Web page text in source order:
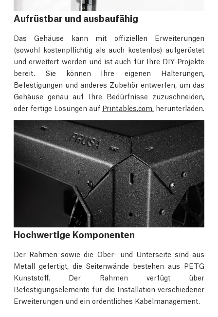
Aufrüstbar und ausbaufähig
Das Gehäuse kann mit offiziellen Erweiterungen
(sowohl kostenpflichtig als auch kostenlos) aufgerüstet
und erweitert werden und ist auch für Ihre DIY-Projekte
bereit. Sie können Ihre eigenen Halterungen,
Befestigungen und anderes Zubehör entwerfen, um das
Gehäuse genau auf Ihre Bedürfnisse zuzuschneiden,
oder fertige Lösungen auf Printables.com. herunterladen.
Hochwertige Komponenten
Der Rahmen sowie die Ober- und Unterseite sind aus
Metall gefertigt, die Seitenwände bestehen aus PETG
Kunststoff. Der Rahmen verfügt über
Befestigungselemente für die Installation verschiedener
Erweiterungen und ein ordentliches Kabelmanagement.